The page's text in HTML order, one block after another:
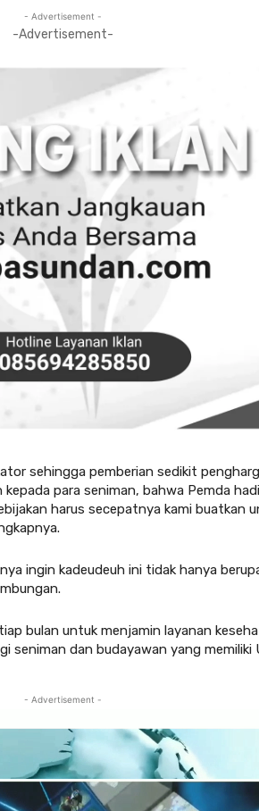
- Advertisement -
-Advertisement-
sehingga pemberian sedikit
kepada para seniman, bahwa Pemda
harus secepatnya kami buatkan
ingin kadeudeuh ini tidak hanya
bulan untuk menjamin layanan
seniman dan budayawan yang memiliki
- Advertisement -